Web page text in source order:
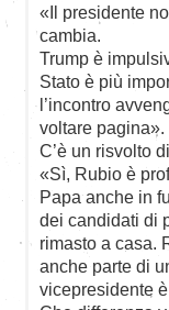
«Il presidente
cambia.
Trump è
Stato è più
l’incontro
voltare pagina».
C’è un risvolto
«Sì, Rubio è
Papa anche in
dei candidati di
rimasto a casa.
anche parte di
vicepresidente